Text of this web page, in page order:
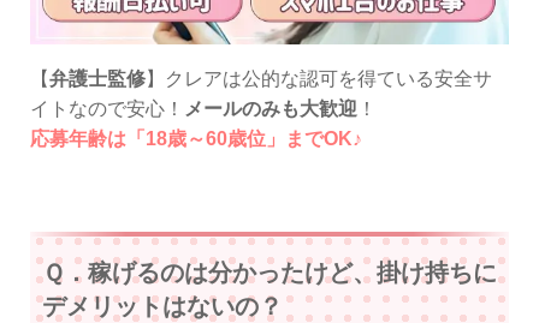
【弁護士監修】クレアは公的な認可を得ている安全サ
イトなので安心！ メールのみも大歓迎 ！
応募年齢は「18歳～60歳位」までOK♪
Ｑ．稼げるのは分かったけど、掛け持ちに
デメリットはないの？